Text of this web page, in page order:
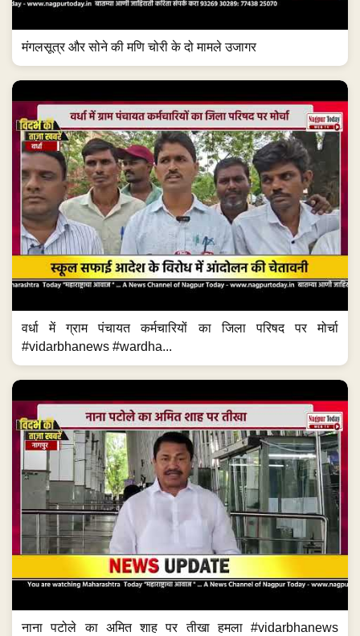
मंगलसूत्र और सोने की मणि चोरी के दो मामले उजागर
वर्धा में ग्राम पंचायत कर्मचारियों का जिला परिषद पर मोर्चा
#vidarbhanews #wardha...
नाना पटोले का अमित शाह पर तीखा हमला #vidarbhanews